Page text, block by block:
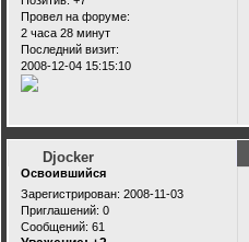
Провел на форуме:
2 часа 28 минут
Последний визит:
2008-12-04 15:15:10
Djocker
Освоившийся
Зарегистрирован: 2008-11-03
Приглашений: 0
Сообщений: 61